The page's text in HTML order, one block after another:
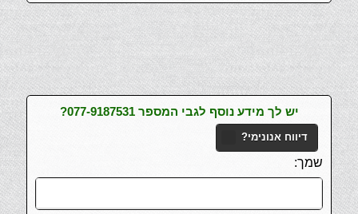
יש לך מידע נוסף לגבי המספר 077-9187531?
דיווח אנונימי?
שמך: